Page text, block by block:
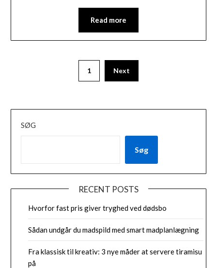
Read more
1 Next
SØG
Søg
RECENT POSTS
Hvorfor fast pris giver tryghed ved dødsbo
Sådan undgår du madspild med smart madplanlægning
Fra klassisk til kreativ: 3 nye måder at servere tiramisu
på